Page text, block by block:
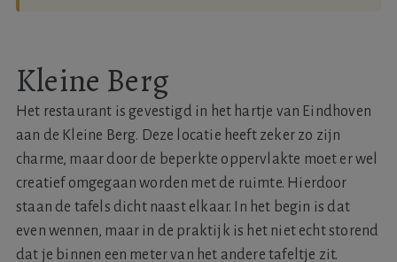
Kleine Berg
Het restaurant is gevestigd in het hartje van Eindhoven
aan de Kleine Berg. Deze locatie heeft zeker zo zijn
charme, maar door de beperkte oppervlakte moet er wel
creatief omgegaan worden met de ruimte. Hierdoor
staan de tafels dicht naast elkaar. In het begin is dat
even wennen, maar in de praktijk is het niet echt storend
dat je binnen een meter van het andere tafeltje zit.